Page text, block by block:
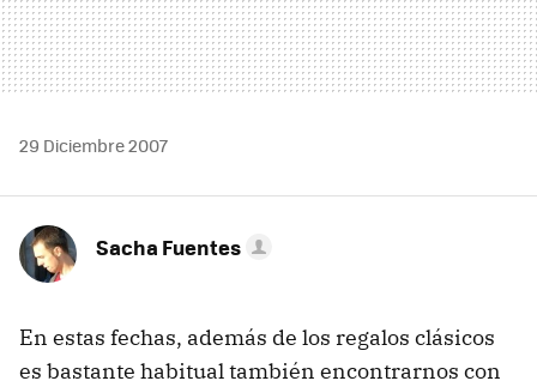
29 Diciembre 2007
Sacha Fuentes
En estas fechas, además de los regalos clásicos
es bastante habitual también encontrarnos con